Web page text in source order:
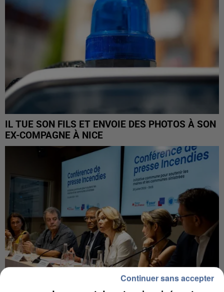
IL TUE SON FILS ET ENVOIE DES PHOTOS À SON
EX-COMPAGNE À NICE
Continuer sans accepter